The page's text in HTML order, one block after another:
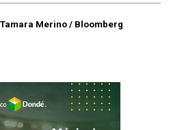
Merino / Bloomberg